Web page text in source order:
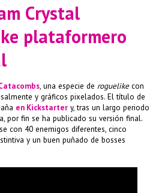
Crystal
plataformero
, una especie de roguelikecon
y gráficos pixelados. El título de
en Kickstarter y, tras un largo periodo
por fin se ha publicado su versión final.
con 40 enemigos diferentes, cinco
y un buen puñado de bosses